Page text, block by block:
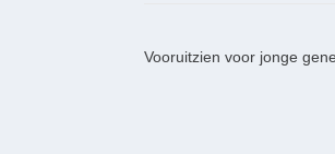
Vooruitzien voor jonge